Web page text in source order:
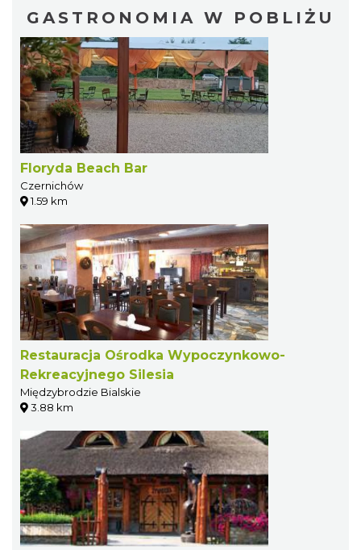
GASTRONOMIA W POBLIŻU
Floryda Beach Bar
Czernichów
1.59 km
Restauracja Ośrodka Wypoczynkowo-
Rekreacyjnego Silesia
Międzybrodzie Bialskie
3.88 km